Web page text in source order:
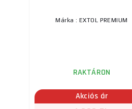
Márka : EXTOL PREMIUM
RAKTÁRON
Akciós ár